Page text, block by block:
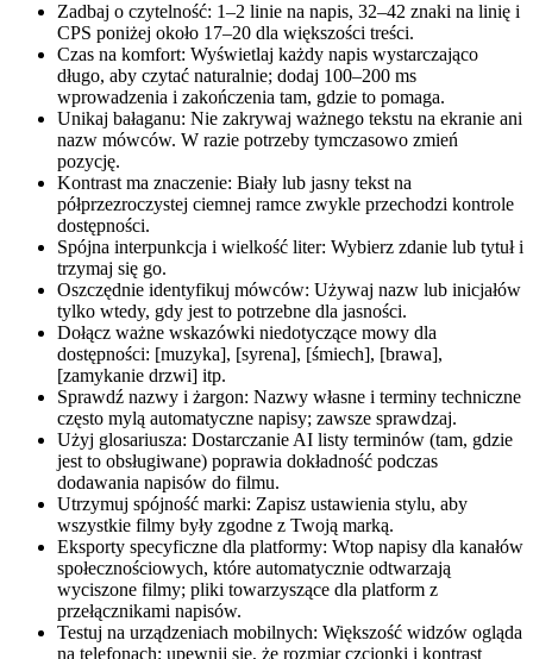
Zadbaj o czytelność: 1–2 linie na napis, 32–42 znaki na linię i
CPS poniżej około 17–20 dla większości treści.
Czas na komfort: Wyświetlaj każdy napis wystarczająco
długo, aby czytać naturalnie; dodaj 100–200 ms
wprowadzenia i zakończenia tam, gdzie to pomaga.
Unikaj bałaganu: Nie zakrywaj ważnego tekstu na ekranie ani
nazw mówców. W razie potrzeby tymczasowo zmień
pozycję.
Kontrast ma znaczenie: Biały lub jasny tekst na
półprzezroczystej ciemnej ramce zwykle przechodzi kontrole
dostępności.
Spójna interpunkcja i wielkość liter: Wybierz zdanie lub tytuł i
trzymaj się go.
Oszczędnie identyfikuj mówców: Używaj nazw lub inicjałów
tylko wtedy, gdy jest to potrzebne dla jasności.
Dołącz ważne wskazówki niedotyczące mowy dla
dostępności: [muzyka], [syrena], [śmiech], [brawa],
[zamykanie drzwi] itp.
Sprawdź nazwy i żargon: Nazwy własne i terminy techniczne
często mylą automatyczne napisy; zawsze sprawdzaj.
Użyj glosariusza: Dostarczanie AI listy terminów (tam, gdzie
jest to obsługiwane) poprawia dokładność podczas
dodawania napisów do filmu.
Utrzymuj spójność marki: Zapisz ustawienia stylu, aby
wszystkie filmy były zgodne z Twoją marką.
Eksporty specyficzne dla platformy: Wtop napisy dla kanałów
społecznościowych, które automatycznie odtwarzają
wyciszone filmy; pliki towarzyszące dla platform z
przełącznikami napisów.
Testuj na urządzeniach mobilnych: Większość widzów ogląda
na telefonach; upewnij się, że rozmiar czcionki i kontrast